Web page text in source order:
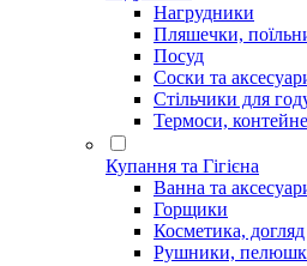
Нагрудники
Пляшечки,
Посуд
Соски та
Стільчики для
Термоси,
Купання та Гігієна
Ванна та
Горщики
Косметика, догляд
Рушники,